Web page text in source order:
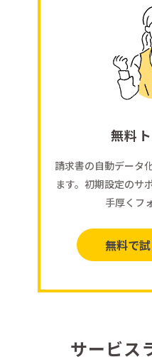
無料
請求書の自動データ
ます。初期設定のサ
手厚くフ
無料で
サービス